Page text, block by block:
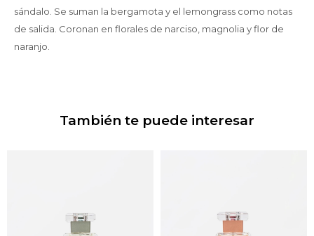
sándalo. Se suman la bergamota y el lemongrass como notas
de salida. Coronan en florales de narciso, magnolia y flor de
naranjo.
También te puede interesar